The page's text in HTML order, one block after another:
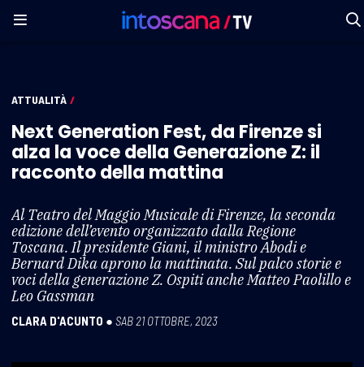
ATTUALITÀ /
Next Generation Fest, da Firenze si
alza la voce della Generazione Z: il
racconto della mattina
Al Teatro del Maggio Musicale di Firenze, la seconda
edizione dell’evento organizzato dalla Regione
Toscana. Il presidente Giani, il ministro Abodi e
Bernard Dika aprono la mattinata. Sul palco storie e
voci della generazione Z. Ospiti anche Matteo Paolillo e
Leo Gassman
CLARA D'ACUNTO ● SAB 21 OTTOBRE, 2023